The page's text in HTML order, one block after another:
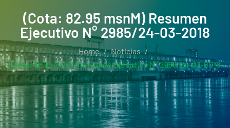
(Cota: 82.95 msnM) Resumen
Ejecutivo N° 2985/24-03-2018
Home
Noticias
(Cota: 82.95 MsnM) Resumen Ejecutivo N° 2985/24-03-2018